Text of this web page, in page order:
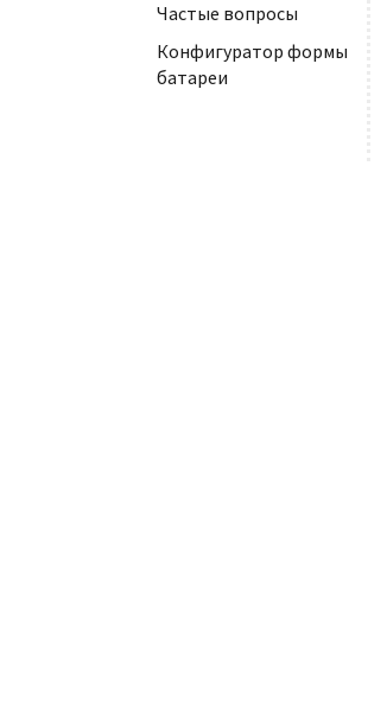
Частые вопросы
Конфигуратор формы
батареи